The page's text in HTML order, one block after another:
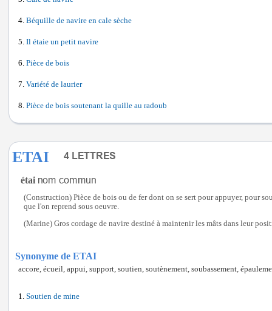
Béquille de navire en cale sèche
Il étaie un petit navire
Pièce de bois
Variété de laurier
Pièce de bois soutenant la quille au radoub
ETAI
étai
(Construction) Pièce de bois ou de fer dont on se sert pour appuyer, pour
que l'on reprend sous oeuvre.
(Marine) Gros cordage de navire destiné à maintenir les mâts dans leur
Synonyme de ETAI
accore, écueil, appui, support, soutien, soutènement, soubassement,
Soutien de mine